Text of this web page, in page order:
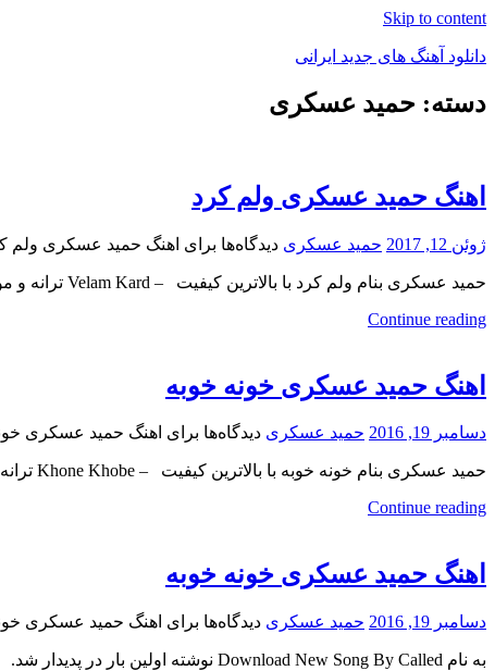
Skip to content
دانلود آهنگ های جدید ایرانی
دانلود
دسته: حمید عسکری
اهنگ حمید عسکری ولم کرد
ژوئن 12, 2017 حمید عسکری دیدگاه‌ها برای اهنگ حمید عسکری ولم
حمید عسکری بنام ولم کرد با بالاترین کیفیت – Velam Kard ترانه و موزیک: حمید عسکری, تنظیم: میلاد اکبری
Continue reading
اهنگ حمید عسکری خونه خوبه
دسامبر 19, 2016 حمید عسکری دیدگاه‌ها برای اهنگ حمید عسکری
حمید عسکری بنام خونه خوبه با بالاترین کیفیت – Khone Khobe ترانه سرا : حسین عبدالهی , ملودی :
Continue reading
اهنگ حمید عسکری خونه خوبه
دسامبر 19, 2016 حمید عسکری دیدگاه‌ها برای اهنگ حمید عسکری
به نام Download New Song By Called نوشته اولین بار در پدیدار شد.